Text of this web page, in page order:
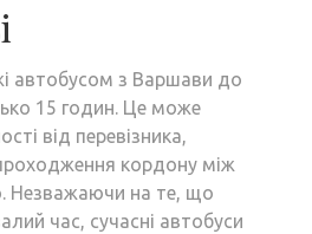
автобусом з Варшави до
15 годин. Це може
від перевізника,
кордону між
Незважаючи на те, що
час, сучасні автобуси